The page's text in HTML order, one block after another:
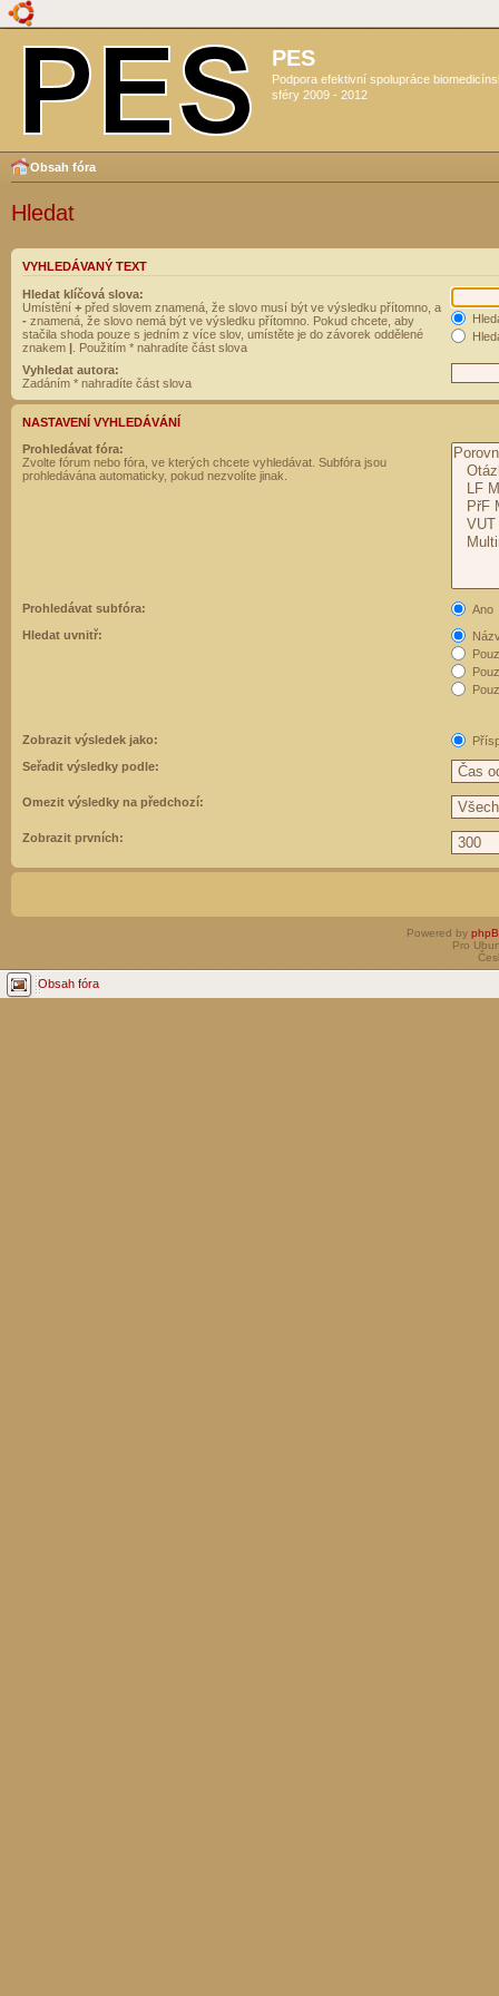
PES
Podpora efektivní spolupráce
sféry 2009 - 2012
Obsah fóra
Hledat
VYHLEDÁVANÝ TEXT
Hledat klíčová slova:
Umístění + před slovem znamená, že slovo musí být ve výsledku přítomno, a
- znamená, že slovo nemá být ve výsledku přítomno. Pokud chcete, aby
stačila shoda pouze s jedním z více slov, umístěte je do závorek oddělené
znakem | . Použitím * nahradíte část slova
Vyhledat autora:
Zadáním * nahradíte část slova
NASTAVENÍ VYHLEDÁVÁNÍ
Prohledávat fóra:
Zvolte fórum nebo fóra, ve kterých chcete vyhledávat. Subfóra jsou
prohledávána automaticky, pokud nezvolíte jinak.
Prohledávat subfóra:
Ano
Hledat uvnitř:
Zobrazit výsledek jako:
Seřadit výsledky podle:
Omezit výsledky na předchozí:
Zobrazit prvních:
Powered by
Pro
Obsah fóra